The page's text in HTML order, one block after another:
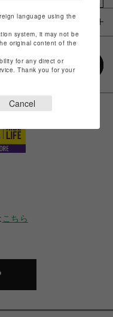
こちら
language using the
system, it may not be
original content of the
for any direct or
Thank you for your
Cancel